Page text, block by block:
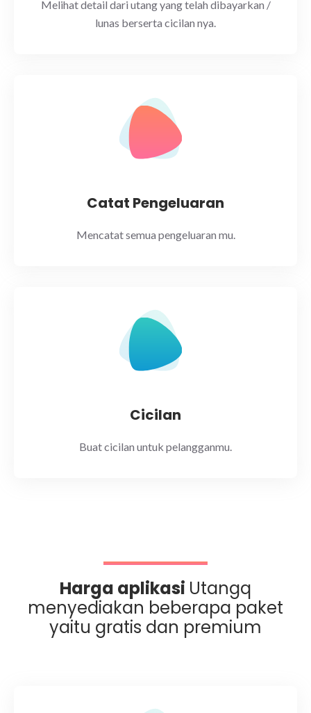
Melihat detail dari utang yang telah dibayarkan /
lunas berserta cicilan nya.
Catat Pengeluaran
Mencatat semua pengeluaran mu.
Cicilan
Buat cicilan untuk pelangganmu.
Harga aplikasi Utangq
menyediakan beberapa paket
yaitu gratis dan premium